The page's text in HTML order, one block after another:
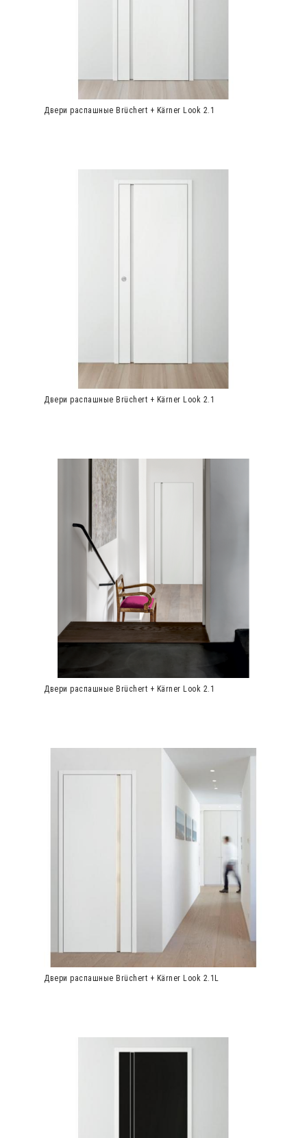
Двери распашные Brüchert + Kärner Look 2.1
Двери распашные Brüchert + Kärner Look 2.1
Двери распашные Brüchert + Kärner Look 2.1
Двери распашные Brüchert + Kärner Look 2.1L